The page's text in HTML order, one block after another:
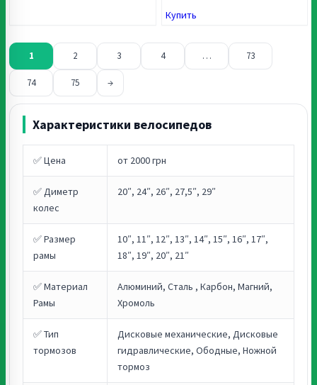
Купить
1 2 3 4 … 73
74 75 →
Характеристики велосипедов
✅ Цена от 2000 грн
✅ Диметр
колес
20″, 24″, 26″, 27,5″, 29″
✅ Размер
рамы
10″, 11″, 12″, 13″, 14″, 15″, 16″, 17″,
18″, 19″, 20″, 21″
✅ Материал
Рамы
Алюминий, Сталь , Карбон, Магний,
Хромоль
✅ Тип
тормозов
Дисковые механические, Дисковые
гидравлические, Ободные, Ножной
тормоз